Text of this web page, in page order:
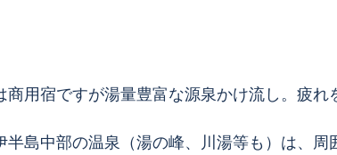
用宿ですが湯量豊富な源泉かけ流し。疲れ
半島中部の温泉（湯の峰、川湯等も）は、周